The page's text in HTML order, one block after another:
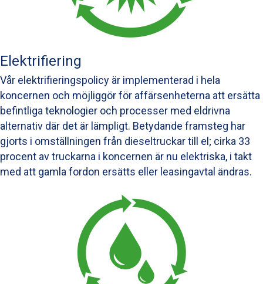
Elektrifiering
Vår elektrifieringspolicy är implementerad i hela
koncernen och möjliggör för affärsenheterna att ersätta
befintliga teknologier och processer med eldrivna
alternativ där det är lämpligt. Betydande framsteg har
gjorts i omställningen från dieseltruckar till el; cirka 33
procent av truckarna i koncernen är nu elektriska, i takt
med att gamla fordon ersätts eller leasingavtal ändras.